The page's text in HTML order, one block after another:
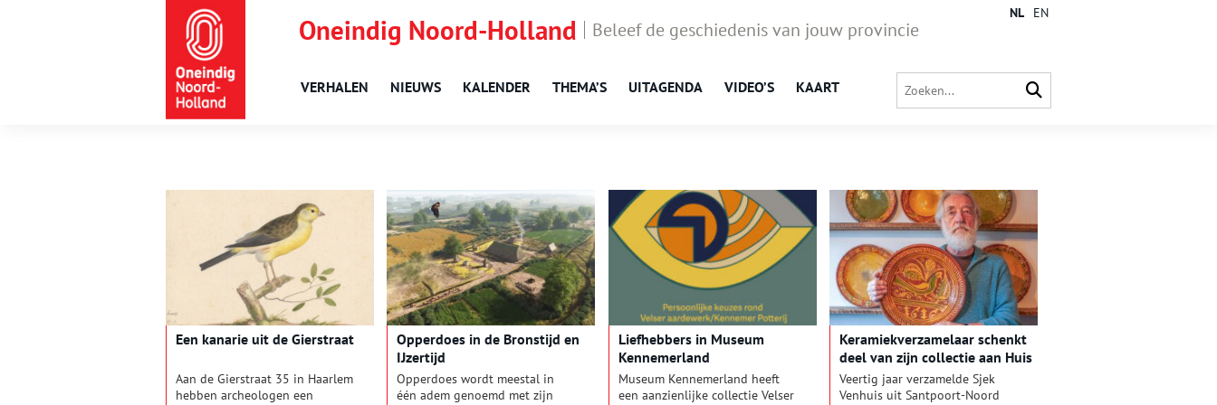
Oneindig Noord-Holland Beleef de geschiedenis van jouw provincie
VERHALEN NIEUWS KALENDER THEMA’S UITAGENDA VIDEO’S KAART
NL EN
Een kanarie uit de Gierstraat
Aan de Gierstraat 35 in Haarlem
hebben archeologen een
Opperdoes in de Bronstijd en
IJzertijd
Opperdoes wordt meestal in
één adem genoemd met zijn
Liefhebbers in Museum
Kennemerland
Museum Kennemerland heeft
een aanzienlijke collectie Velser
Keramiekverzamelaar schenkt
deel van zijn collectie aan Huis
van Hilde
Veertig jaar verzamelde Sjek
Venhuis uit Santpoort-Noord